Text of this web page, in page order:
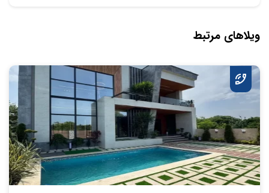
ویلاهای مرتبط